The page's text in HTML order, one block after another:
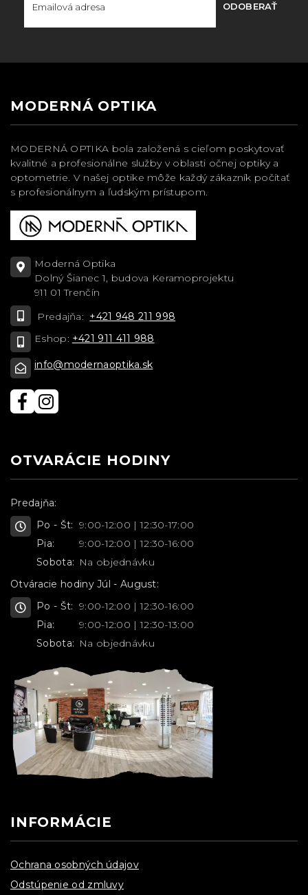
ODOBERAŤ
MODERNÁ OPTIKA
MODERNÁ OPTIKA bola založená s cieľom poskytovať
kvalitné a profesionálne služby v oblasti očnej optiky a
optometrie. V našej optike môže každý zákazník počítať
s profesionálnym a ľudským prístupom.
Moderná Optika
Dolný Šianec 1, budova Keramoprojektu
911 01 Trenčín
Predajňa: +421 948 211 998
Eshop: +421 911 411 988
info@modernaoptika.sk
OTVARÁCIE HODINY
Predajňa:
Po - Št: 9:00-12:00 | 12:30-17:00
Pia:
9:00-12:00 | 12:30-16:00
Sobota: Na objednávku
Otváracie hodiny Júl - August:
Po - Št: 9:00-12:00 | 12:30-16:00
Pia:
9:00-12:00 | 12:30-13:00
Sobota: Na objednávku
INFORMÁCIE
Ochrana osobných údajov
Odstúpenie od zmluvy